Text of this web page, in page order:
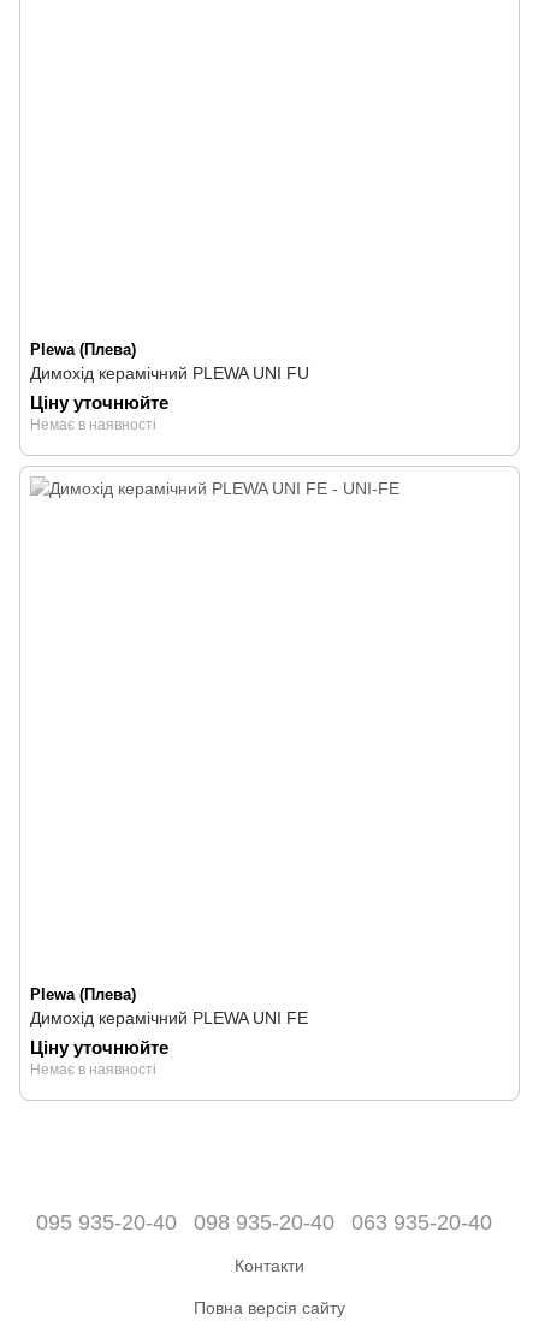
Plewa (Плева)
Димохід керамічний PLEWA UNI FU
Ціну уточнюйте
Немає в наявності
Plewa (Плева)
Димохід керамічний PLEWA UNI FE
Ціну уточнюйте
Немає в наявності
095 935-20-40 098 935-20-40 063 935-20-40
Контакти
Повна версія сайту